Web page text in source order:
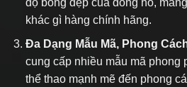
khác gì hàng chính hãng.
Đa Dạng Mẫu Mã, Phong
cung cấp nhiều mẫu mã phong
thể thao mạnh mẽ đến phong